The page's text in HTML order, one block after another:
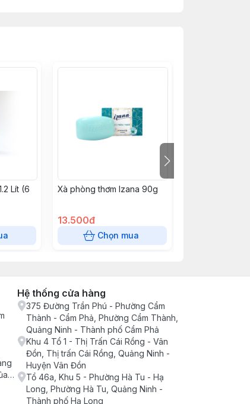
Lít (6
Xà phòng thơm Izana 90g
13.500đ
Chọn mua
Hệ thống cửa hàng
375 Đường Trần Phú - Phường Cẩm
Thành - Cẩm Phả, Phường Cẩm Thành,
Quảng Ninh - Thành phố Cẩm Phả
Khu 4 Tổ 1 - Thị Trấn Cái Rồng - Vân
Đồn, Thị trấn Cái Rồng, Quảng Ninh -
Huyện Vân Đồn
Tổ 46a, Khu 5 - Phường Hà Tu - Hạ
Long, Phường Hà Tu, Quảng Ninh -
Thành phố Hạ Long